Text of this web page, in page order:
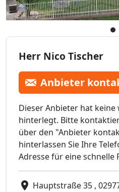
Herr Nico Tischer
Anbieter
Dieser Anbieter hat
hinterlegt. Bitte
über den "Anbieter
hinterlassen Sie Ihre
Adresse für eine schnelle
Hauptstraße 35 ,